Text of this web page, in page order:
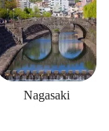
Nagasaki